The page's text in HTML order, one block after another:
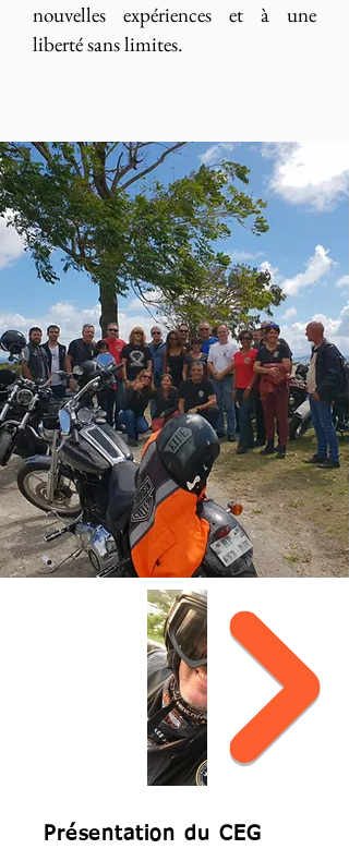
nouvelles expériences et à une
liberté sans limites.
Présentation du CEG